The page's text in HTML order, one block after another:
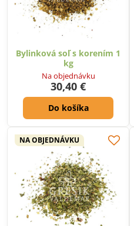
Bylinková soľ s korením 1
kg
Na objednávku
30,40 €
Do košíka
NA OBJEDNÁVKU